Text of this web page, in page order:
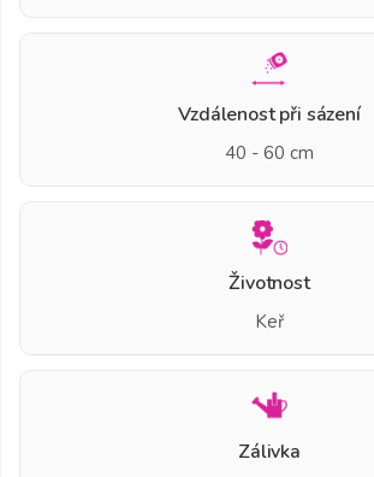
Vzdálenost při sázení
40 - 60 cm
Životnost
Keř
Zálivka